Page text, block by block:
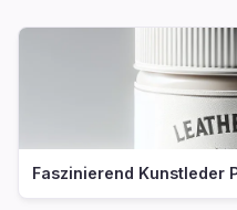
Faszinierend Kunstleder